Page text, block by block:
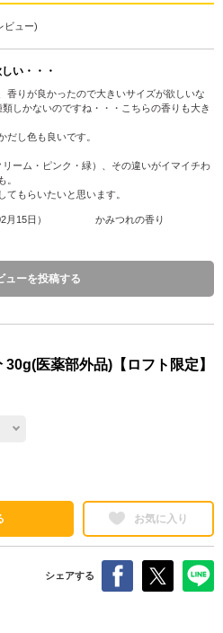
ビュー)
い・・・
香りが良かったので大きいサイズが欲しいな
しかないのですね・・・こちらの香りも大き
だし色も良いです。
ーム・ピンク・緑）、その違いがイマイチわ
。
てもらいたいと思います。
月15日 ） かみつれの香り
ューを投稿する
医薬部外品)【ロフト限定】
お気に入り
シェアする